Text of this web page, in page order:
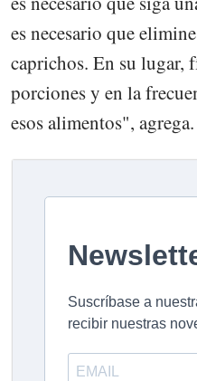
es necesario que
caprichos. En su lugar,
porciones y en la
esos alimentos", agrega.